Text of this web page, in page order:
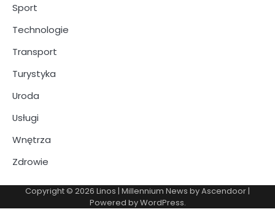
Sport
Technologie
Transport
Turystyka
Uroda
Usługi
Wnętrza
Zdrowie
Copyright © 2026 Linos | Millennium News byAscendoor|
Powered byWordPress.